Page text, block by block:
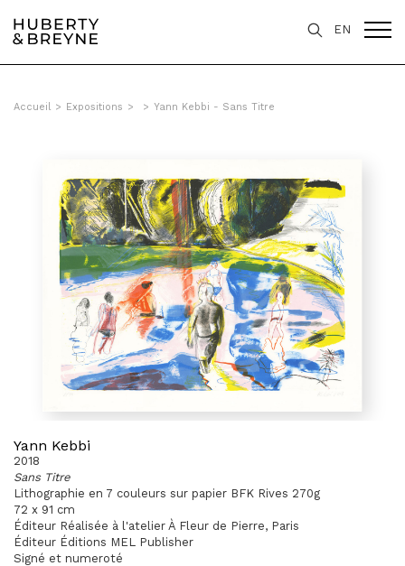
EN
Accueil > Expositions > > Yann Kebbi - Sans Titre
Yann Kebbi
2018
Sans Titre
Lithographie en 7 couleurs sur papier BFK Rives 270g
72 x 91 cm
Éditeur Réalisée à l'atelier À Fleur de Pierre, Paris
Éditeur Éditions MEL Publisher
Signé et numeroté